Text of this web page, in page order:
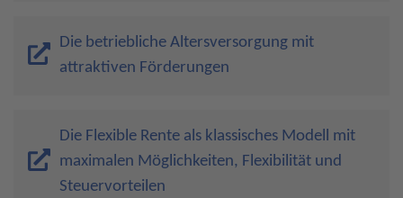
Die betriebliche Altersversorgung mit
attraktiven Förderungen
Die Flexible Rente als klassisches Modell mit
maximalen Möglichkeiten, Flexibilität und
Steuervorteilen